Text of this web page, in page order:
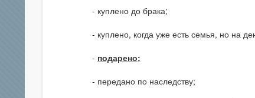
куплено до брака;
куплено, когда уже есть семья, но на
подарено;
передано по наследству;